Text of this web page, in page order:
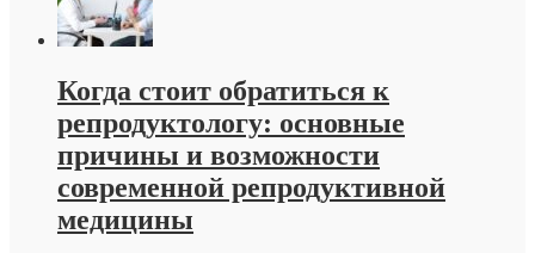
Когда стоит обратиться к
репродуктологу: основные
причины и возможности
современной репродуктивной
медицины